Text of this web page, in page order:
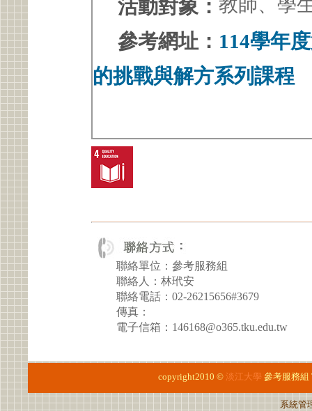
活動對象：
參考網址： 114學年
的挑戰與解方系列課程
聯絡單位：參考服務組
聯絡人：林玳安
聯絡電話：02-26215656#3679
傳真：
電子信箱：146168@o365.tku.edu.tw
copyright2010 © 淡江大學 參考服務組
系統管